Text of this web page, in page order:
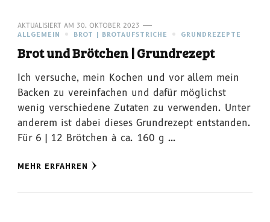
AKTUALISIERT AM 30. OKTOBER 2023
ALLGEMEIN
BROT | BROTAUFSTRICHE GRUNDREZEPTE
Brot und Brötchen | Grundrezept
Ich versuche, mein Kochen und vor allem mein
Backen zu vereinfachen und dafür möglichst
wenig verschiedene Zutaten zu verwenden. Unter
anderem ist dabei dieses Grundrezept entstanden.
Für 6 | 12 Brötchen à ca. 160 g …
MEHR ERFAHREN